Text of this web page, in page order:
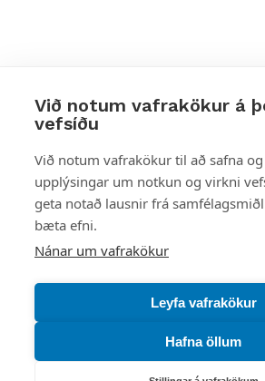
Við notum vafrakökur á
vefsíðu
Við notum vafrakökur til að safna
upplýsingar um notkun og virkni
geta notað lausnir frá
bæta efni.
Nánar um vafrakökur
Leyfa vafrakökur
Hafna öllum
Styttu þér leið
Mest skoðað
Starfsstöðvar
Náttúruverndarstofnun